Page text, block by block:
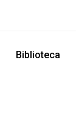
Biblioteca